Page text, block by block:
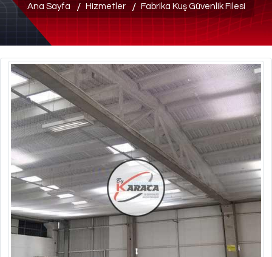
Ana Sayfa Hizmetler Fabrika Kuş Güvenlik Filesi